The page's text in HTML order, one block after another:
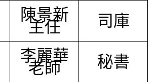
陳景新
主任 司庫
李麗華
老師 秘書